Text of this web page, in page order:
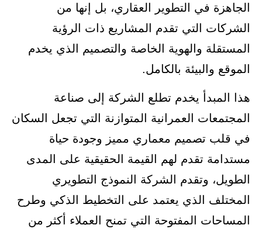
الجاهزة في التطوير العقاري، بل إنها من
الشركات التي تقدم المشاريع ذات الرؤية
المستقلة والهوية الخاصة والتصميم الذي يخدم
الموقع والبيئة بالكامل.
هذا المبدأ يخدم تطلع الشركة إلى صناعة
المجتمعات العمرانية المتوازنة التي تجعل السكان
في قلب تصميم معماري مميز وجودة حياة
مستدامة تقدم لهم القيمة الحقيقية على المدى
الطويل، وتقدم الشركة النموذج التطويري
المختلف الذي يعتمد على التخطيط الذكي وطرح
المساحات المفتوحة التي تمنح العملاء أكثر من